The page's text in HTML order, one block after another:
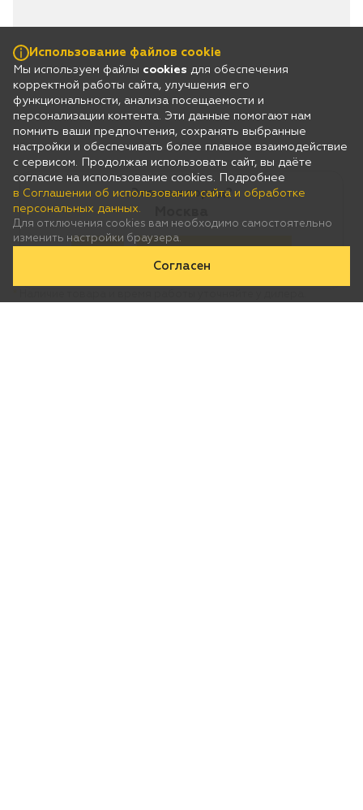
Это ваш город?
Использование файлов cookie
Мы используем файлы cookies для обеспечения
корректной работы сайта, улучшения его
функциональности, анализа посещаемости и
персонализации контента. Эти данные помогают нам
помнить ваши предпочтения, сохранять выбранные
настройки и обеспечивать более плавное взаимодействие
с сервисом. Продолжая использовать сайт, вы даёте
согласие на использование cookies. Подробнее
в Соглашении об использовании сайта и обработке
персональных данных.
Для отключения cookies вам необходимо самостоятельно
изменить настройки браузера.
Согласен